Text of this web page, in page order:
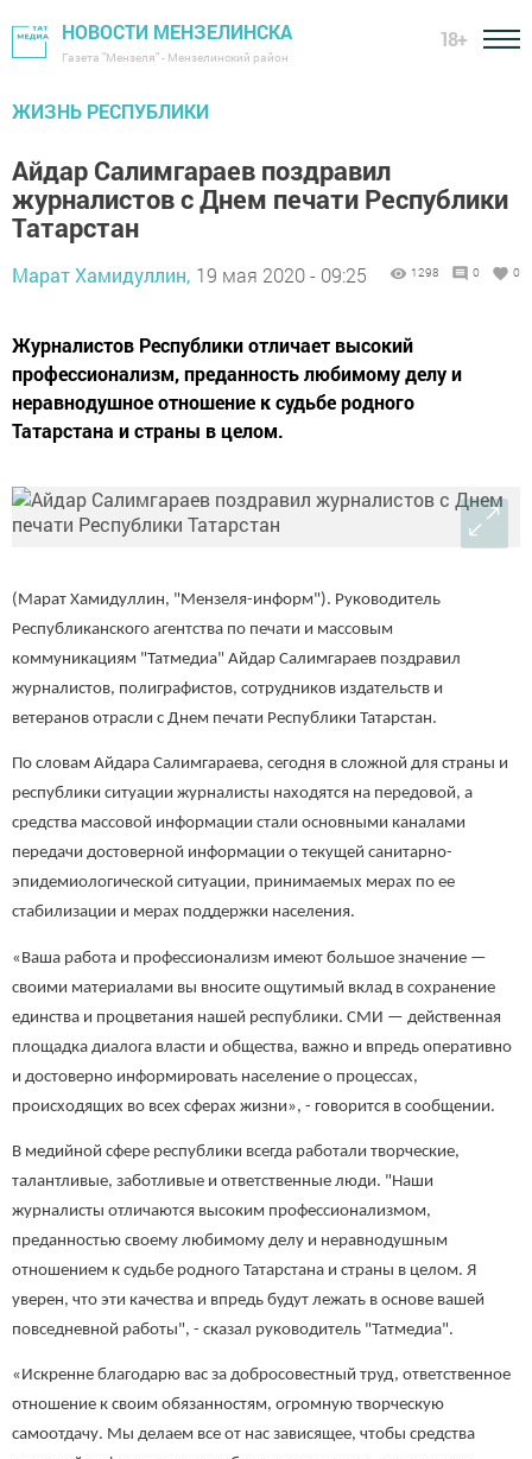
НОВОСТИ МЕНЗЕЛИНСКА
Газета "Мензеля" - Мензелинский район
18+
ЖИЗНЬ РЕСПУБЛИКИ
Айдар Салимгараев поздравил
журналистов с Днем печати Республики
Татарстан
Марат Хамидуллин, 19 мая 2020 - 09:25 1298 0 0
Журналистов Республики отличает высокий
профессионализм, преданность любимому делу и
неравнодушное отношение к судьбе родного
Татарстана и страны в целом.
(Марат Хамидуллин, "Мензеля-информ"). Руководитель
Республиканского агентства по печати и массовым
коммуникациям "Татмедиа" Айдар Салимгараев поздравил
журналистов, полиграфистов, сотрудников издательств и
ветеранов отрасли с Днем печати Республики Татарстан.
По словам Айдара Салимгараева, сегодня в сложной для страны и
республики ситуации журналисты находятся на передовой, а
средства массовой информации стали основными каналами
передачи достоверной информации о текущей санитарно-
эпидемиологической ситуации, принимаемых мерах по ее
стабилизации и мерах поддержки населения.
«Ваша работа и профессионализм имеют большое значение —
своими материалами вы вносите ощутимый вклад в сохранение
единства и процветания нашей республики. СМИ — действенная
площадка диалога власти и общества, важно и впредь оперативно
и достоверно информировать население о процессах,
происходящих во всех сферах жизни», - говорится в сообщении.
В медийной сфере республики всегда работали творческие,
талантливые, заботливые и ответственные люди. "Наши
журналисты отличаются высоким профессионализмом,
преданностью своему любимому делу и неравнодушным
отношением к судьбе родного Татарстана и страны в целом. Я
уверен, что эти качества и впредь будут лежать в основе вашей
повседневной работы", - сказал руководитель "Татмедиа".
«Искренне благодарю вас за добросовестный труд, ответственное
отношение к своим обязанностям, огромную творческую
самоотдачу. Мы делаем все от нас зависящее, чтобы средства